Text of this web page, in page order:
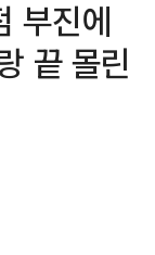
부진에
끝 몰린